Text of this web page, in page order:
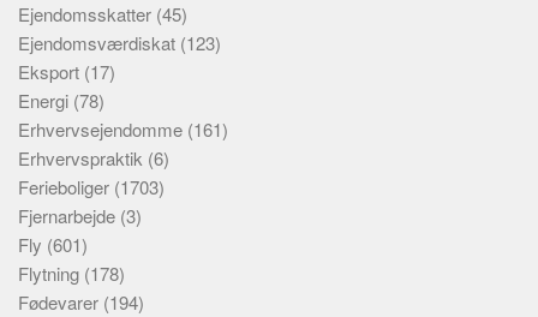
Ejendomsskatter (45)
Ejendomsværdiskat (123)
Eksport (17)
Energi (78)
Erhvervsejendomme (161)
Erhvervspraktik (6)
Ferieboliger (1703)
Fjernarbejde (3)
Fly (601)
Flytning (178)
Fødevarer (194)